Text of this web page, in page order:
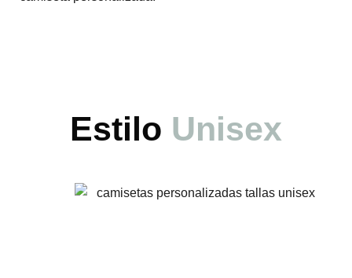
Estilo Unisex